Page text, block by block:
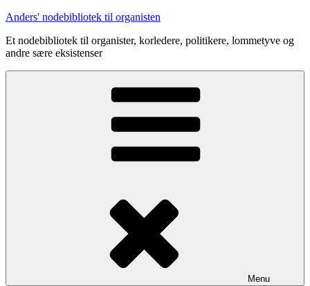
Videre
indhold
Anders' nodebibliotek til organisten
Et nodebibliotek til organister, korledere, politikere, lommetyve og
andre sære eksistenser
Menu